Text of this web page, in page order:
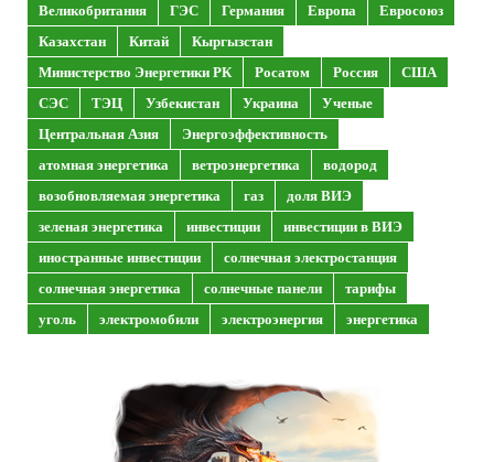
Великобритания
ГЭС Германия Европа
Евросоюз
Казахстан
Китай
Кыргызстан
Министерство Энергетики РК
Росатом Россия
США
СЭС
ТЭЦ Узбекистан Украина
Ученые
Центральная Азия
Энергоэффективность
атомная энергетика
ветроэнергетика
водород
возобновляемая энергетика
газ
доля ВИЭ
зеленая энергетика
инвестиции
инвестиции в ВИЭ
иностранные инвестиции
солнечная электростанция
солнечная энергетика
солнечные панели
тарифы
уголь
электромобили электроэнергия энергетика